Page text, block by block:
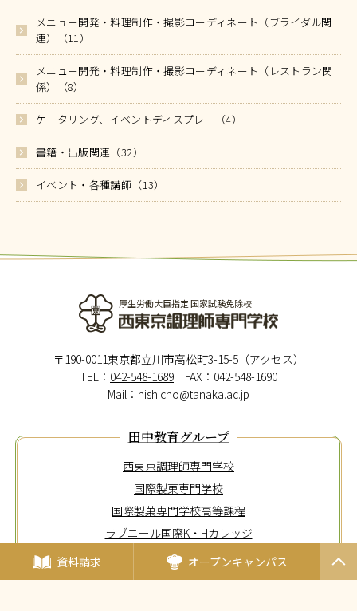
メニュー開発・料理制作・撮影コーディネート（ブライダル関
連）（11）
メニュー開発・料理制作・撮影コーディネート（レストラン関
係）（8）
ケータリング、イベントディスプレー（4）
書籍・出版関連（32）
イベント・各種講師（13）
厚生労働大臣指定 国家試験免除校
〒190-0011東京都立川市高松町3-15-5（アクセス）
TEL： 042-548-1689 FAX：042-548-1690
Mail： nishicho@tanaka.ac.jp
田中教育グループ
西東京調理師専門学校
国際製菓専門学校
国際製菓専門学校高等課程
ラブニール国際K・Hカレッジ
東京メディカル歯科専門学校
資料請求
オープンキャンパス